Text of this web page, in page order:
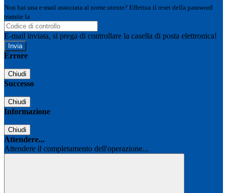
Non hai una e-mail associata al nome utente? Effettua il reset della password
tramite la
E-mail inviata, si prega di controllare la casella di posta elettronica!
Errore
Chiudi
Successo
Chiudi
Informazione
Chiudi
Attendere...
Attendere il completamento dell'operazione...